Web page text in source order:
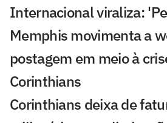
Internacional viraliza:
Memphis movimenta a
postagem em meio à
Corinthians
Corinthians deixa de